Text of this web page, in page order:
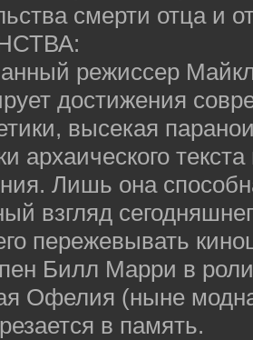
смерти отца и
режиссер
достижения
высекая
архаического
Лишь она
взгляд
пережевывать
Билл Марри в
Офелия (ныне
в память.